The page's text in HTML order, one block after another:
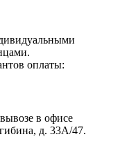
оплаты:
в офисе
д. 33А/47.